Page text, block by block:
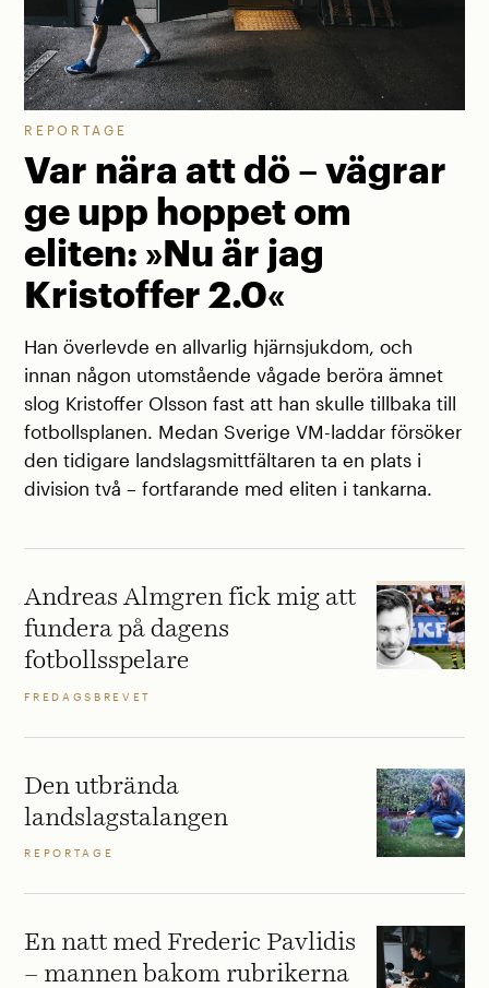
REPORTAGE
Var nära att dö – vägrar
ge upp hoppet om
eliten: »Nu är jag
Kristoffer 2.0«
Han överlevde en allvarlig hjärnsjukdom, och
innan någon utomstående vågade beröra ämnet
slog Kristoffer Olsson fast att han skulle tillbaka till
fotbollsplanen. Medan Sverige VM-laddar försöker
den tidigare landslagsmittfältaren ta en plats i
division två – fortfarande med eliten i tankarna.
Andreas Almgren fick mig att
fundera på dagens
fotbollsspelare
FREDAGSBREVET
Den utbrända
landslagstalangen
REPORTAGE
En natt med Frederic Pavlidis
– mannen bakom rubrikerna